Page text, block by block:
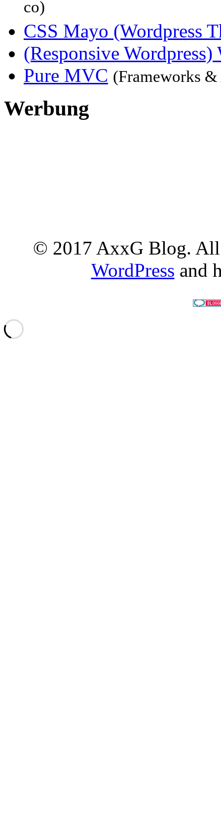
co)
CSS Mayo (Wordpress
(Responsive Wordpress)
Pure MVC (Frameworks
Werbung
© 2017 AxxG Blog. All
WordPress and